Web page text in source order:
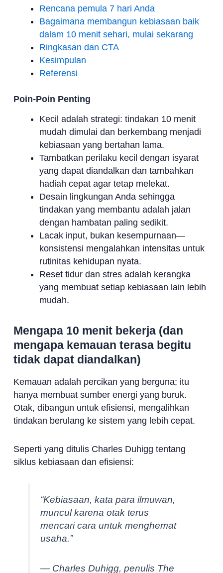
Rencana pemula 7 hari Anda
Bagaimana membangun kebiasaan baik
dalam 10 menit sehari, mulai sekarang
Ringkasan dan CTA
Kesimpulan
Referensi
Poin-Poin Penting
Kecil adalah strategi: tindakan 10 menit
mudah dimulai dan berkembang menjadi
kebiasaan yang bertahan lama.
Tambatkan perilaku kecil dengan isyarat
yang dapat diandalkan dan tambahkan
hadiah cepat agar tetap melekat.
Desain lingkungan Anda sehingga
tindakan yang membantu adalah jalan
dengan hambatan paling sedikit.
Lacak input, bukan kesempurnaan—
konsistensi mengalahkan intensitas untuk
rutinitas kehidupan nyata.
Reset tidur dan stres adalah kerangka
yang membuat setiap kebiasaan lain lebih
mudah.
Mengapa 10 menit bekerja (dan
mengapa kemauan terasa begitu
tidak dapat diandalkan)
Kemauan adalah percikan yang berguna; itu
hanya membuat sumber energi yang buruk.
Otak, dibangun untuk efisiensi, mengalihkan
tindakan berulang ke sistem yang lebih cepat.
Seperti yang ditulis Charles Duhigg tentang
siklus kebiasaan dan efisiensi:
“Kebiasaan, kata para ilmuwan,
muncul karena otak terus
mencari cara untuk menghemat
usaha.”
— Charles Duhigg, penulis The